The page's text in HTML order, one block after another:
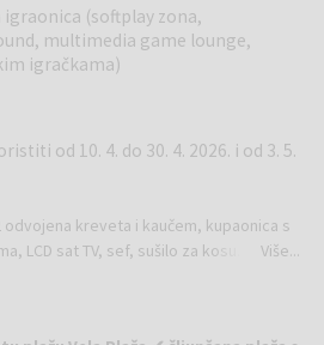
(softplay zona,
multimedia game lounge,
igračkama)
od 10. 4. do 30. 4. 2026. i od 3. 5.
odvojena kreveta i kaučem, kupaonica s
LCD sat TV, sef, sušilo za kosu.
Više...